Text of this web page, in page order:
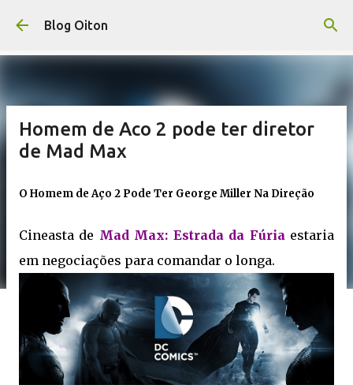
Pular para o conteúdo principal
Blog Oiton
Homem de Aco 2 pode ter diretor
de Mad Max
O Homem de Aço 2 Pode Ter George Miller Na Direção
Cineasta de Mad Max: Estrada da Fúria estaria
em negociações para comandar o longa.